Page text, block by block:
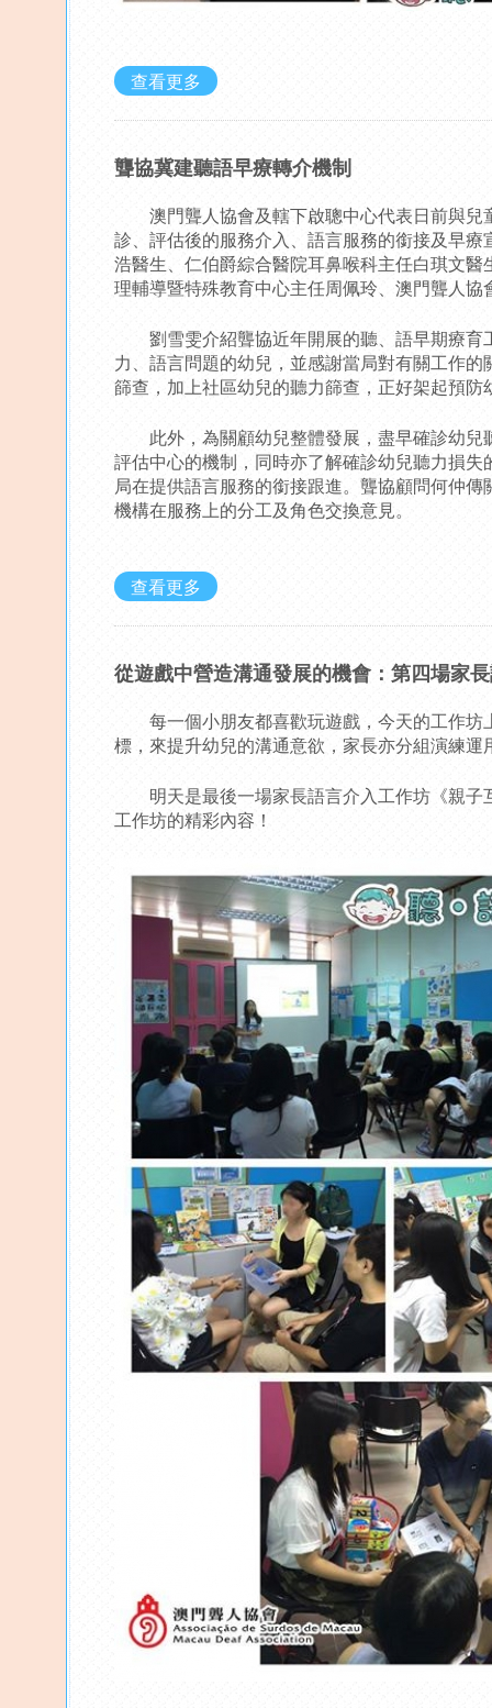
查看更多
聾協冀建聽語早療轉介機制
澳門聾人協會及轄下啟聰中心代表日前與兒
診、評估後的服務介入、語言服務的銜接及早
浩醫生、仁伯爵綜合醫院耳鼻喉科主任白琪文
理輔導暨特殊教育中心主任周佩玲、澳門聾人
劉雪雯介紹聾協近年開展的聽、語早期療育
力、語言問題的幼兒，並感謝當局對有關工作
篩查，加上社區幼兒的聽力篩查，正好架起預防
此外，為關顧幼兒整體發展，盡早確診幼兒
評估中心的機制，同時亦了解確診幼兒聽力損
局在提供語言服務的銜接跟進。聾協顧問何仲
機構在服務上的分工及角色交換意見。
查看更多
從遊戲中營造溝通發展的機會：第四場家
每一個小朋友都喜歡玩遊戲，今天的工作坊
標，來提升幼兒的溝通意欲，家長亦分組演練
明天是最後一場家長語言介入工作坊《親子
工作坊的精彩內容！